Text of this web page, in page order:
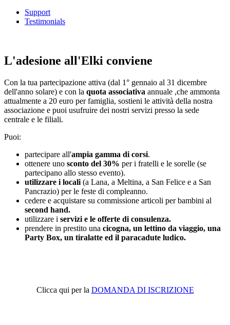
Support
Testimonials
L'adesione all'Elki conviene
Con la tua partecipazione attiva (dal 1° gennaio al 31 dicembre
dell'anno solare) e con la quota associativa annuale ,che ammonta
attualmente a 20 euro per famiglia, sostieni le attività della nostra
associazione e puoi usufruire dei nostri servizi presso la sede
centrale e le filiali.
Puoi:
partecipare all'ampia gamma di corsi.
ottenere uno sconto del 30% per i fratelli e le sorelle (se
partecipano allo stesso evento).
utilizzare i locali (a Lana, a Meltina, a San Felice e a San
Pancrazio) per le feste di compleanno.
cedere e acquistare su commissione articoli per bambini al
second hand.
utilizzare i servizi e le offerte di consulenza.
prendere in prestito una cicogna, un lettino da viaggio, una
Party Box, un tiralatte ed il paracadute ludico.
Clicca qui per la DOMANDA DI ISCRIZIONE